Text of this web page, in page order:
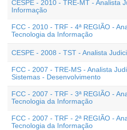
CESPE - 2010 - TRE-MT - Analista
Informação
FCC - 2010 - TRF - 4ª REGIÃO -
Tecnologia da Informação
CESPE - 2008 - TST - Analista
FCC - 2007 - TRE-MS - Analista
Sistemas - Desenvolvimento
FCC - 2007 - TRF - 3ª REGIÃO -
Tecnologia da Informação
FCC - 2007 - TRF - 2ª REGIÃO -
Tecnologia da Informação